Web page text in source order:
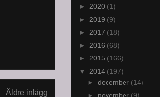
Äldre inlägg
► 2020 (1)
► 2019 (9)
► 2017 (18)
► 2016 (68)
► 2015 (166)
▼ 2014 (197)
► december (14)
► november (9)